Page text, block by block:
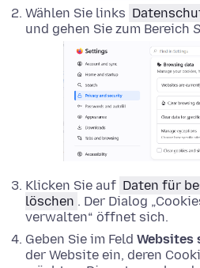
Wählen Sie links
und gehen Sie zum Bereich
Klicken Sie auf Daten für
löschen . Der Dialog
verwalten“ öffnet sich.
Geben Sie im Feld Websites
der Website ein, deren